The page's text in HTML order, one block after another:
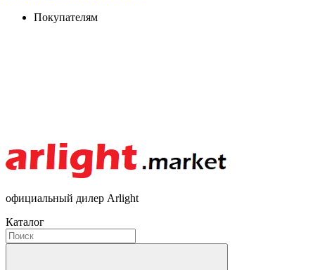
Покупателям
официальный дилер Arlight
Каталог